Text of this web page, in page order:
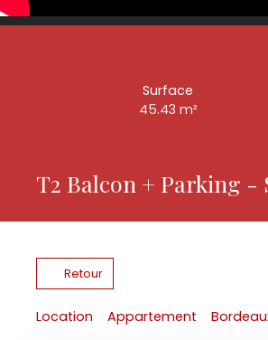
Surface
45.43 m²
T2 Balcon + Parking
Retour
Location Appartement